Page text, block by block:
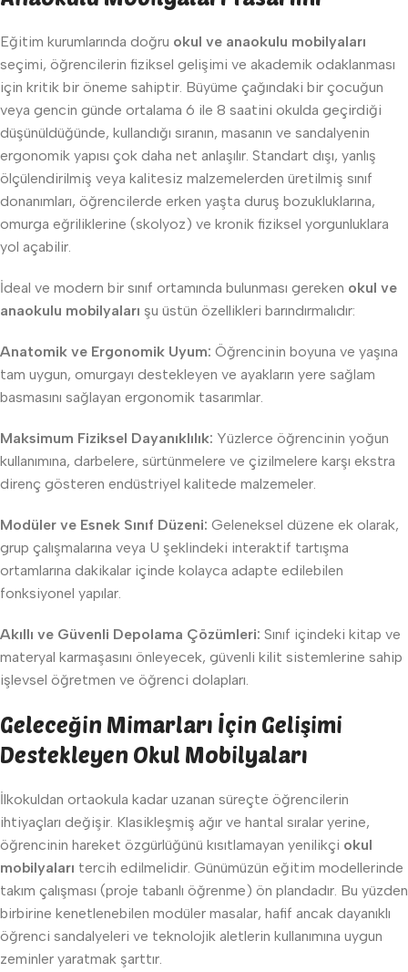
Eğitim kurumlarında doğru okul ve anaokulu mobilyaları
seçimi, öğrencilerin fiziksel gelişimi ve akademik odaklanması
için kritik bir öneme sahiptir. Büyüme çağındaki bir çocuğun
veya gencin günde ortalama 6 ile 8 saatini okulda geçirdiği
düşünüldüğünde, kullandığı sıranın, masanın ve sandalyenin
ergonomik yapısı çok daha net anlaşılır. Standart dışı, yanlış
ölçülendirilmiş veya kalitesiz malzemelerden üretilmiş sınıf
donanımları, öğrencilerde erken yaşta duruş bozukluklarına,
omurga eğriliklerine (skolyoz) ve kronik fiziksel yorgunluklara
yol açabilir.
İdeal ve modern bir sınıf ortamında bulunması gereken okul ve
anaokulu mobilyaları şu üstün özellikleri barındırmalıdır:
Anatomik ve Ergonomik Uyum: Öğrencinin boyuna ve yaşına
tam uygun, omurgayı destekleyen ve ayakların yere sağlam
basmasını sağlayan ergonomik tasarımlar.
Maksimum Fiziksel Dayanıklılık: Yüzlerce öğrencinin yoğun
kullanımına, darbelere, sürtünmelere ve çizilmelere karşı ekstra
direnç gösteren endüstriyel kalitede malzemeler.
Modüler ve Esnek Sınıf Düzeni: Geleneksel düzene ek olarak,
grup çalışmalarına veya U şeklindeki interaktif tartışma
ortamlarına dakikalar içinde kolayca adapte edilebilen
fonksiyonel yapılar.
Akıllı ve Güvenli Depolama Çözümleri: Sınıf içindeki kitap ve
materyal karmaşasını önleyecek, güvenli kilit sistemlerine sahip
işlevsel öğretmen ve öğrenci dolapları.
Geleceğin Mimarları İçin Gelişimi
Destekleyen Okul Mobilyaları
İlkokuldan ortaokula kadar uzanan süreçte öğrencilerin
ihtiyaçları değişir. Klasikleşmiş ağır ve hantal sıralar yerine,
öğrencinin hareket özgürlüğünü kısıtlamayan yenilikçi okul
mobilyaları tercih edilmelidir. Günümüzün eğitim modellerinde
takım çalışması (proje tabanlı öğrenme) ön plandadır. Bu yüzden
birbirine kenetlenebilen modüler masalar, hafif ancak dayanıklı
öğrenci sandalyeleri ve teknolojik aletlerin kullanımına uygun
zeminler yaratmak şarttır.